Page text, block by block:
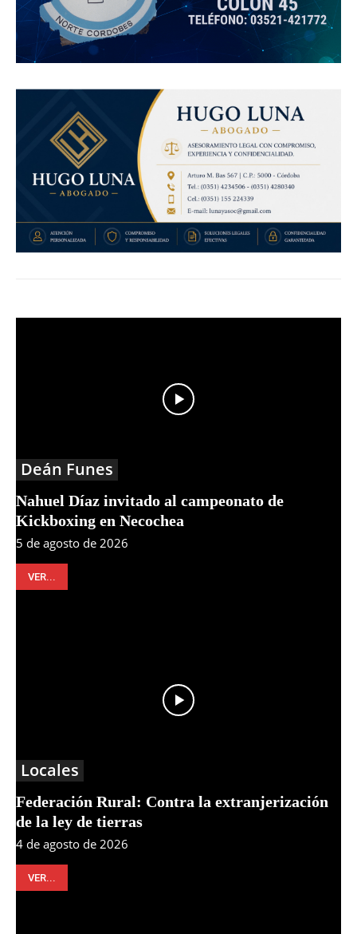
Deán Funes
Nahuel Díaz invitado al campeonato de
Kickboxing en Necochea
5 de agosto de 2026
VER...
Locales
Federación Rural: Contra la extranjerización
de la ley de tierras
4 de agosto de 2026
VER...